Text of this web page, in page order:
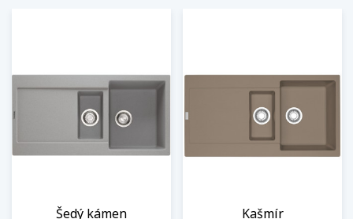
Šedý kámen Kašmír